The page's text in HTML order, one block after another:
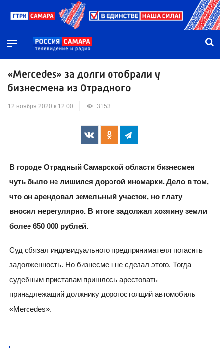
«Mercedes» за долги отобрали у
бизнесмена из Отрадного
12 ноября 2020 в 12:00 3153
В городе Отрадный Самарской области бизнесмен
чуть было не лишился дорогой иномарки. Дело в том,
что он арендовал земельный участок, но плату
вносил нерегулярно. В итоге задолжал хозяину земли
более 650 000 рублей.
Суд обязал индивидуального предпринимателя погасить
задолженность. Но бизнесмен не сделал этого. Тогда
судебным приставам пришлось арестовать
принадлежащий должнику дорогостоящий автомобиль
«Mercedes».